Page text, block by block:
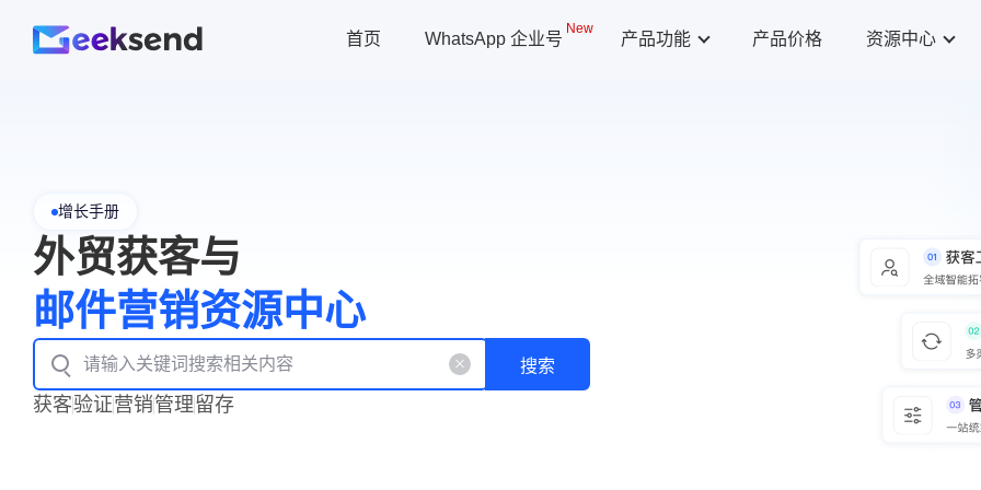
首页 WhatsApp 企业号
New
产品功能 产品价格 资源中心
增长手册
外贸获客与
邮件营销资源中心
搜索
获客验证营销管理留存